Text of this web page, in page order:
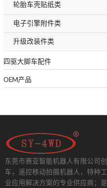
轮胎车壳贴纸类
电子引擎附件类
升级改装件类
四驱大脚车配件
OEM产品
东莞市赛亚智能机器人有限公司
车，遥控移动拍摄机器人，特种
业应用解决方案的专业供应商；